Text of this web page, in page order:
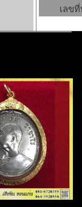
เลข